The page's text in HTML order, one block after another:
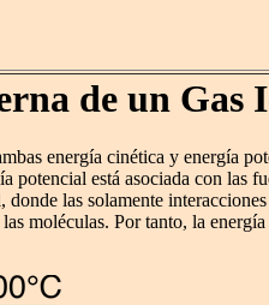
de un Gas
energía cinética y energía
potencial está asociada con las
donde las solamente
moléculas. Por tanto, la